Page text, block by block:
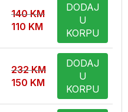
140KM
110 KM
DODAJ
U
KORPU
232KM
150 KM
DODAJ
U
KORPU